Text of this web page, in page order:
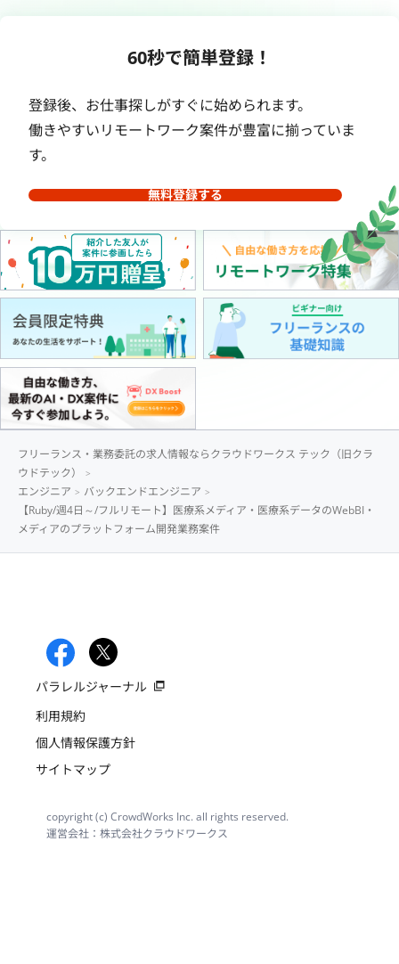
60秒で簡単登録！
登録後、お仕事探しがすぐに始められます。
働きやすいリモートワーク案件が豊富に揃っていま
す。
無料登録する
フリーランス・業務委託の求人情報ならクラウドワークス テック（旧クラ
ウドテック）
エンジニア
バックエンドエンジニア
【Ruby/週4日～/フルリモート】医療系メディア・医療系データのWebBI・
メディアのプラットフォーム開発業務案件
パラレルジャーナル
利用規約
個人情報保護方針
サイトマップ
copyright (c) CrowdWorks Inc. all rights reserved.
運営会社：株式会社クラウドワークス